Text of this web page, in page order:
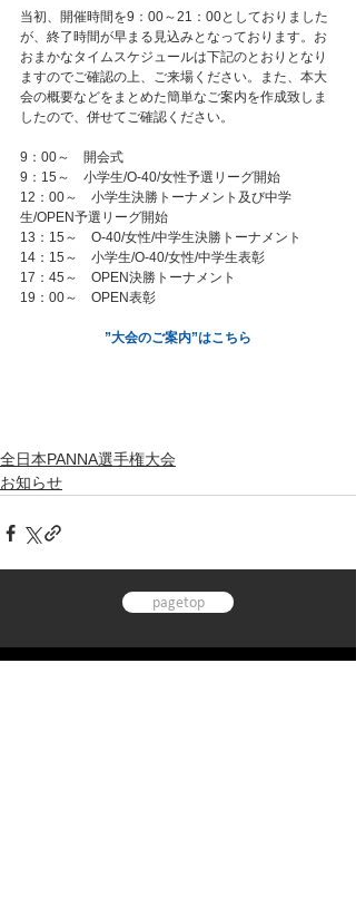
当初、開催時間を9：00～21：00としておりました
が、終了時間が早まる見込みとなっております。お
おまかなタイムスケジュールは下記のとおりとなり
ますのでご確認の上、ご来場ください。また、本大
会の概要などをまとめた簡単なご案内を作成致しま
したので、併せてご確認ください。
9：00～　開会式
9：15～　小学生/O-40/女性予選リーグ開始
12：00～　小学生決勝トーナメント及び中学
生/OPEN予選リーグ開始
13：15～　O-40/女性/中学生決勝トーナメント
14：15～　小学生/O-40/女性/中学生表彰
17：45～　OPEN決勝トーナメント
19：00～　OPEN表彰
”大会のご案内”はこちら
全日本PANNA選手権大会
お知らせ
pagetop